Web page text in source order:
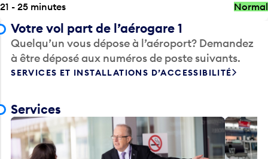
Votre vol part de l’aérogare 1
Quelqu’un vous dépose à l’aéroport? Demandez
à être déposé aux numéros de poste suivants.
SERVICES ET INSTALLATIONS D’ACCESSIBILITÉ